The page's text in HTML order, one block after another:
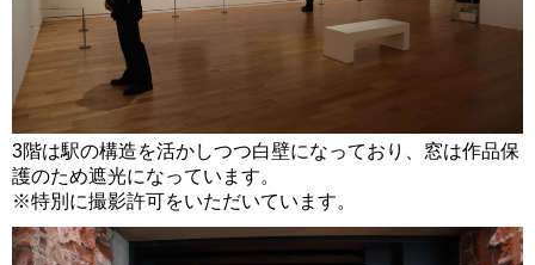
3階は駅の構造を活かしつつ白壁になっており、窓は作品保
護のため遮光になっています。
※特別に撮影許可をいただいています。